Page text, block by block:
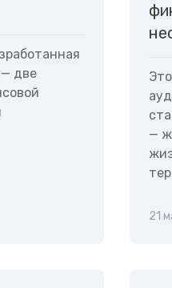
две
—
21